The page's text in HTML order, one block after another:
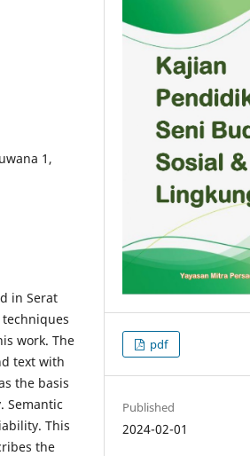
1,
in Serat
work. The
text with
the basis
Semantic
This
the
pdf
Published
2024-02-01